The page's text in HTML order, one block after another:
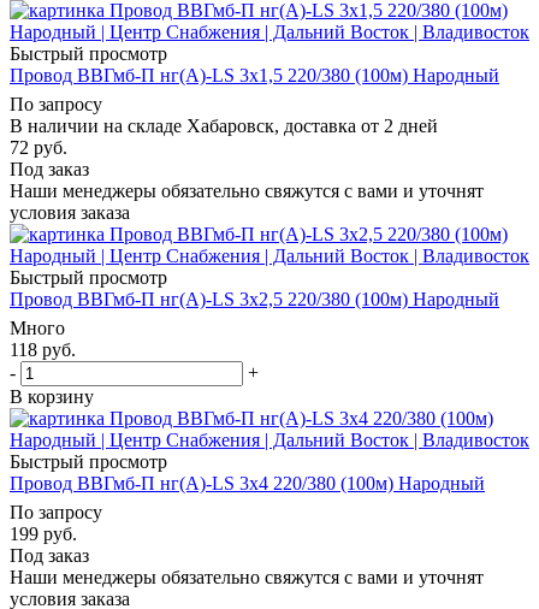
Быстрый просмотр
Провод ВВГмб-П нг(А)-LS 3х1,5 220/380 (100м) Народный
По запросу
В наличии на складе Хабаровск, доставка от 2 дней
72 руб.
Под заказ
Наши менеджеры обязательно свяжутся с вами и уточнят
условия заказа
Быстрый просмотр
Провод ВВГмб-П нг(А)-LS 3х2,5 220/380 (100м) Народный
Много
118 руб.
-
+
В корзину
Быстрый просмотр
Провод ВВГмб-П нг(А)-LS 3х4 220/380 (100м) Народный
По запросу
199 руб.
Под заказ
Наши менеджеры обязательно свяжутся с вами и уточнят
условия заказа